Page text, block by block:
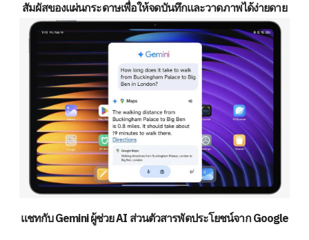
สัมผัสของแผ่นกระดาษเพื่อให้จดบันทึกและวาดภาพได้ง่ายดาย
แชทกับ Gemini ผู้ช่วย AI ส่วนตัวสารพัดประโยชน์จาก Google